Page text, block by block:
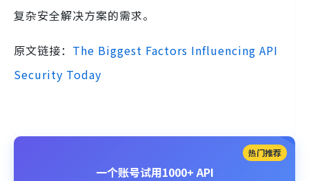
复杂安全解决方案的需求。
原文链接： The Biggest Factors Influencing API
Security Today
热门推荐
一个账号试用1000+ API